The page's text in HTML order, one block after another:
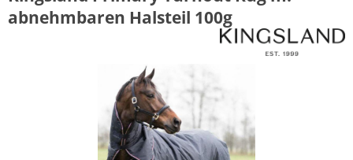
abnehmbaren Halsteil 100g